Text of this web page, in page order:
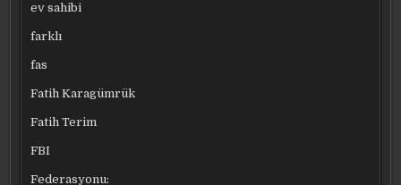
ev sahibi
farklı
fas
Fatih Karagümrük
Fatih Terim
FBI
Federasyonu: